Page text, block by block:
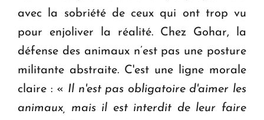
avec la sobriété de ceux qui ont trop vu
pour enjoliver la réalité. Chez Gohar, la
défense des animaux n’est pas une posture
militante abstraite. C'est une ligne morale
claire : « Il n'est pas obligatoire d'aimer les
animaux, mais il est interdit de leur faire